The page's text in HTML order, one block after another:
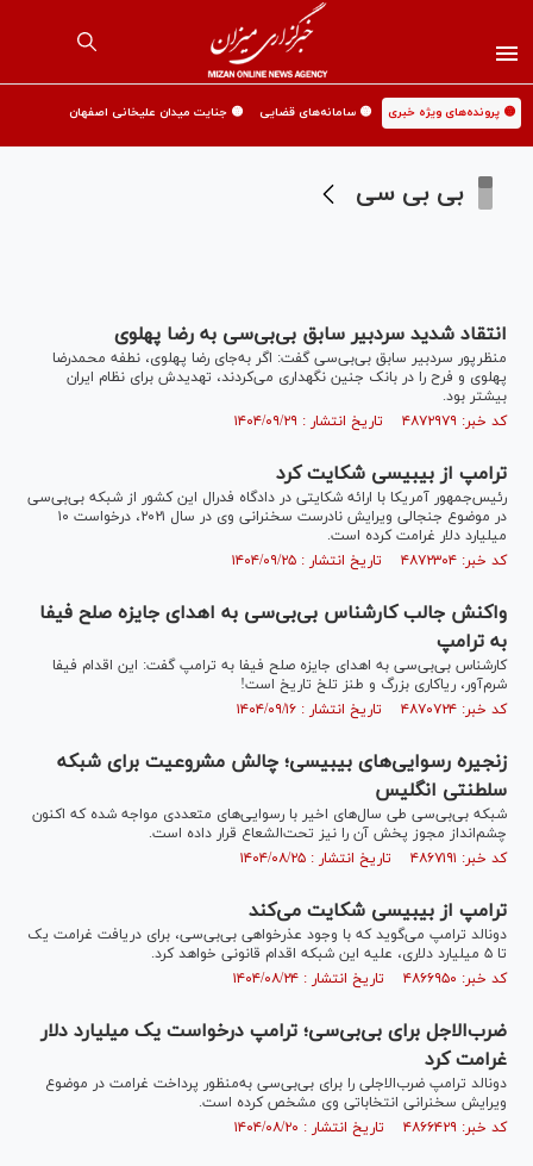
🟡 پرونده‌های ویژه خبری 🟡 سامانه‌های قضایی 🟡 جنایت میدان علیخانی اصفهان
بی بی سی
انتقاد شدید سردبیر سابق بی‌بی‌سی به رضا پهلوی
منظرپور سردبیر سابق بی‌بی‌سی گفت: اگر به‌جای رضا پهلوی، نطفه محمدرضا
پهلوی و فرح را در بانک جنین نگهداری می‌کردند، تهدیدش برای نظام ایران
بیشتر بود.
کد خبر: ۴۸۷۲۹۷۹ تاریخ انتشار : ۱۴۰۴/۰۹/۲۹
ترامپ از بی‎بی‎سی شکایت کرد
رئیس‌جمهور آمریکا با ارائه شکایتی در دادگاه فدرال این کشور از شبکه بی‌بی‌سی
در موضوع جنجالی ویرایش نادرست سخنرانی وی در سال ۲۰۲۱، درخواست ۱۰
میلیارد دلار غرامت کرده است.
کد خبر: ۴۸۷۲۳۰۴ تاریخ انتشار : ۱۴۰۴/۰۹/۲۵
واکنش جالب کارشناس بی‌بی‌سی به اهدای جایزه صلح فیفا
به ترامپ
کارشناس بی‌بی‌سی به اهدای جایزه صلح فیفا به ترامپ گفت: این اقدام فیفا
شرم‌آور، ریاکاری بزرگ و طنز تلخ تاریخ است!
کد خبر: ۴۸۷۰۷۲۴ تاریخ انتشار : ۱۴۰۴/۰۹/۱۶
زنجیره رسوایی‌های بی‎بی‎سی؛ چالش مشروعیت برای شبکه
سلطنتی انگلیس
شبکه بی‌بی‌سی طی سال‌های اخیر با رسوایی‌های متعددی مواجه شده که اکنون
چشم‌انداز مجوز پخش آن را نیز تحت‌الشعاع قرار داده است.
کد خبر: ۴۸۶۷۱۹۱ تاریخ انتشار : ۱۴۰۴/۰۸/۲۵
ترامپ از بی‎بی‎سی شکایت می‌کند
دونالد ترامپ می‌گوید که با وجود عذرخواهی بی‌بی‌سی، برای دریافت غرامت یک
تا ۵ میلیارد دلاری، علیه این شبکه اقدام قانونی خواهد کرد.
کد خبر: ۴۸۶۶۹۵۰ تاریخ انتشار : ۱۴۰۴/۰۸/۲۴
ضرب‌الاجل برای بی‌بی‌سی؛ ترامپ درخواست یک میلیارد دلار
غرامت کرد
دونالد ترامپ ضرب‌الاجلی را برای بی‌بی‌سی به‌منظور پرداخت غرامت در موضوع
ویرایش سخنرانی انتخاباتی وی مشخص کرده است.
کد خبر: ۴۸۶۶۴۲۹ تاریخ انتشار : ۱۴۰۴/۰۸/۲۰